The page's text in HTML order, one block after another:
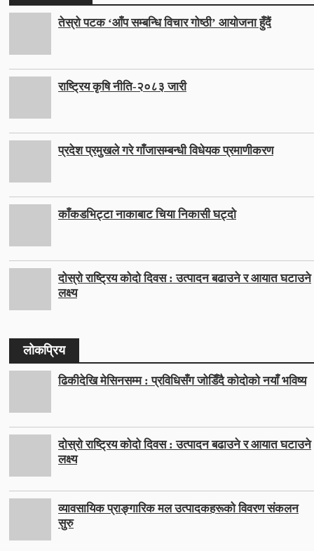
तेस्रो पटक ‘आँप सम्बन्धि विचार गोष्ठी’ आयोजना हुँदैं
राष्ट्रिय कृषि नीति-२०८३ जारी
प्रदेश प्रमुखले गरे गाँजासम्बन्धी विधेयक प्रमाणीकरण
काँकडभिट्टा नाकाबाट चिया निकासी घट्दो
दोस्रो राष्ट्रिय कोदो दिवस : उत्पादन बढाउने र आयात घटाउने
लक्ष्य
लोकप्रिय
ढिकीदेखि मेसिनसम्म : प्रविधिसँग जोडिँदै कोदोको नयाँ भविष्य
दोस्रो राष्ट्रिय कोदो दिवस : उत्पादन बढाउने र आयात घटाउने
लक्ष्य
व्यावसायिक प्राङ्गारिक मल उत्पादकहरूको विवरण संकलन
सुरु